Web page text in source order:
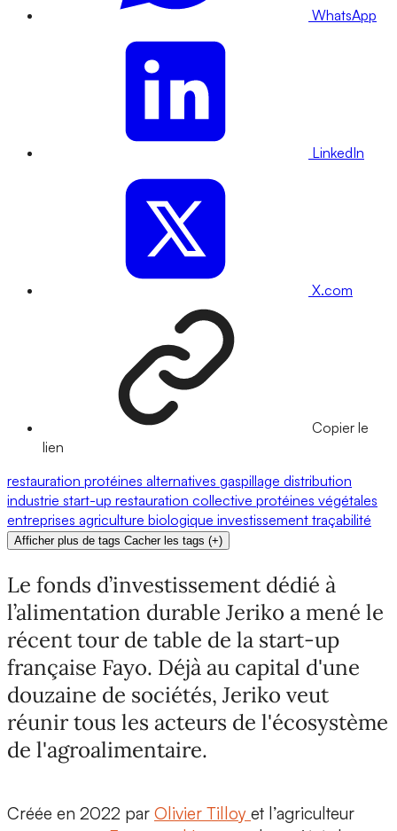
WhatsApp
LinkedIn
X.com
Copier le
lien
restauration protéines alternatives gaspillage distribution
industrie start-up restauration collective protéines végétales
entreprises agriculture biologique investissement traçabilité
Afficher plus de tags Cacher les tags (+)
Le fonds d’investissement dédié à
l’alimentation durable Jeriko a mené le
récent tour de table de la start-up
française Fayo. Déjà au capital d'une
douzaine de sociétés, Jeriko veut
réunir tous les acteurs de l'écosystème
de l'agroalimentaire.
Créée en 2022 par Olivier Tilloy et l’agriculteur